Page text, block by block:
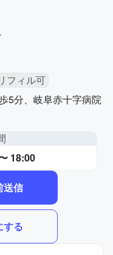
フィル可
5分、岐阜赤十字病院
18:00
送信
する